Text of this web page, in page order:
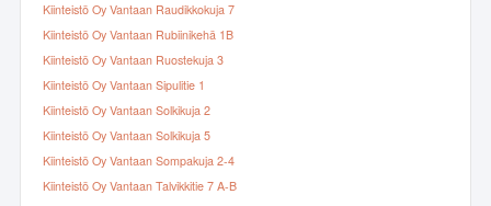
Kiinteistö Oy Vantaan Raudikkokuja 7
Kiinteistö Oy Vantaan Rubiinikehä 1B
Kiinteistö Oy Vantaan Ruostekuja 3
Kiinteistö Oy Vantaan Sipulitie 1
Kiinteistö Oy Vantaan Solkikuja 2
Kiinteistö Oy Vantaan Solkikuja 5
Kiinteistö Oy Vantaan Sompakuja 2-4
Kiinteistö Oy Vantaan Talvikkitie 7 A-B